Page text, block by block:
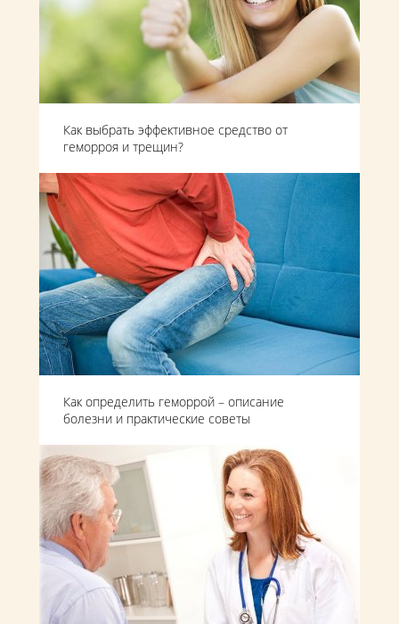
Как выбрать эффективное средство от
геморроя и трещин?
Как определить геморрой – описание
болезни и практические советы